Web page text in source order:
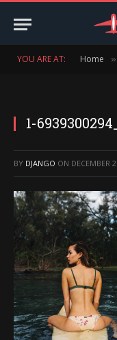
YOU ARE AT: Home »
1-
BY DJANGO ON DECEMBER